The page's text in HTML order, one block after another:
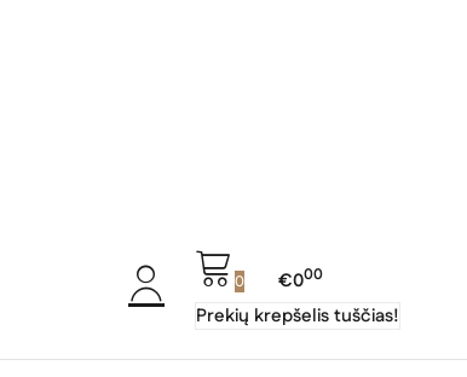
0 €000
Prekių krepšelis tuščias!